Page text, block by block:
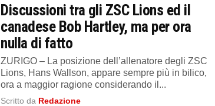
Discussioni tra gli ZSC Lions ed il
canadese Bob Hartley, ma per ora
nulla di fatto
ZURIGO – La posizione dell’allenatore degli ZSC
Lions, Hans Wallson, appare sempre più in bilico,
ora a maggior ragione considerando il...
Scritto da Redazione